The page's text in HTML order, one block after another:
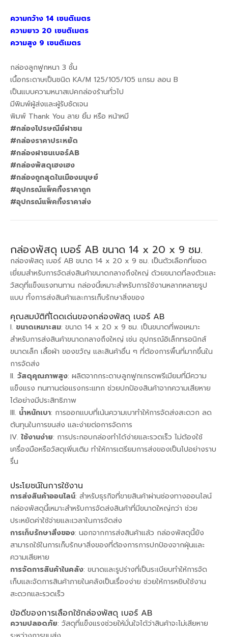
ความกว้าง 14 เซนติเมตร
ความยาว 20 เซนติเมตร
ความสูง 9 เซนติเมตร
กล่องลูกฟูกหนา 3 ชั้น
เนื้อกระดาษเป็นชนิด KA/M 125/105/105 แกรม ลอน B
เป็นแบบความหนาสเปคกล่องร้านทั่วไป
มีพิมพ์ผู้ส่งและผู้รับชัดเจน
พิมพ์ Thank You ลาย ยิ้ม หรือ หน้าหมี
#กล่องไปรษณีย์ฝาชน
#กล่องราคาประหยัด
#กล่องฝาชนเบอร์AB
#กล่องพัสดุเฮงเฮง
#กล่องถูกสุดในเมืองมนุษย์
#อุปกรณ์แพ็คกิ้งราคาถูก
#อุปกรณ์แพ็คกิ้งราคาส่ง
กล่องพัสดุ เบอร์ AB ขนาด 14 x 20 x 9 ซม.
กล่องพัสดุ เบอร์ AB ขนาด 14 x 20 x 9 ซม. เป็นตัวเลือกที่ยอด
เยี่ยมสำหรับการจัดส่งสินค้าขนาดกลางถึงใหญ่ ด้วยขนาดที่ลงตัวและ
วัสดุที่แข็งแรงทนทาน กล่องนี้เหมาะสำหรับการใช้งานหลากหลายรูป
แบบ ทั้งการส่งสินค้าและการเก็บรักษาสิ่งของ
คุณสมบัติที่โดดเด่นของกล่องพัสดุ เบอร์ AB
ขนาดเหมาะสม: ขนาด 14 x 20 x 9 ซม. เป็นขนาดที่พอเหมาะ
สำหรับการส่งสินค้าขนาดกลางถึงใหญ่ เช่น อุปกรณ์อิเล็กทรอนิกส์
ขนาดเล็ก เสื้อผ้า ของขวัญ และสินค้าอื่น ๆ ที่ต้องการพื้นที่มากขึ้นใน
การจัดส่ง
วัสดุคุณภาพสูง: ผลิตจากกระดาษลูกฟูกเกรดพรีเมียมที่มีความ
แข็งแรง ทนทานต่อแรงกระแทก ช่วยปกป้องสินค้าจากความเสียหาย
ได้อย่างมีประสิทธิภาพ
น้ำหนักเบา: การออกแบบที่เน้นความเบาทำให้การจัดส่งสะดวก ลด
ต้นทุนในการขนส่ง และง่ายต่อการจัดการ
ใช้งานง่าย: การประกอบกล่องทำได้ง่ายและรวดเร็ว ไม่ต้องใช้
เครื่องมือหรือวัสดุเพิ่มเติม ทำให้การเตรียมการส่งของเป็นไปอย่างราบ
รื่น
ประโยชน์ในการใช้งาน
การส่งสินค้าออนไลน์: สำหรับธุรกิจที่ขายสินค้าผ่านช่องทางออนไลน์
กล่องพัสดุนี้เหมาะสำหรับการจัดส่งสินค้าที่มีขนาดใหญ่กว่า ช่วย
ประหยัดค่าใช้จ่ายและเวลาในการจัดส่ง
การเก็บรักษาสิ่งของ: นอกจากการส่งสินค้าแล้ว กล่องพัสดุนี้ยัง
สามารถใช้ในการเก็บรักษาสิ่งของที่ต้องการการปกป้องจากฝุ่นและ
ความเสียหาย
การจัดการสินค้าในคลัง: ขนาดและรูปร่างที่เป็นระเบียบทำให้การจัด
เก็บและจัดการสินค้าภายในคลังเป็นเรื่องง่าย ช่วยให้การหยิบใช้งาน
สะดวกและรวดเร็ว
ข้อดีของการเลือกใช้กล่องพัสดุ เบอร์ AB
ความปลอดภัย: วัสดุที่แข็งแรงช่วยให้มั่นใจได้ว่าสินค้าจะไม่เสียหาย